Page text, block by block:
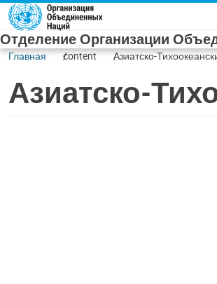
Skip to main content
Отделение Организации
Главная content Азиатско-
Азиатско-